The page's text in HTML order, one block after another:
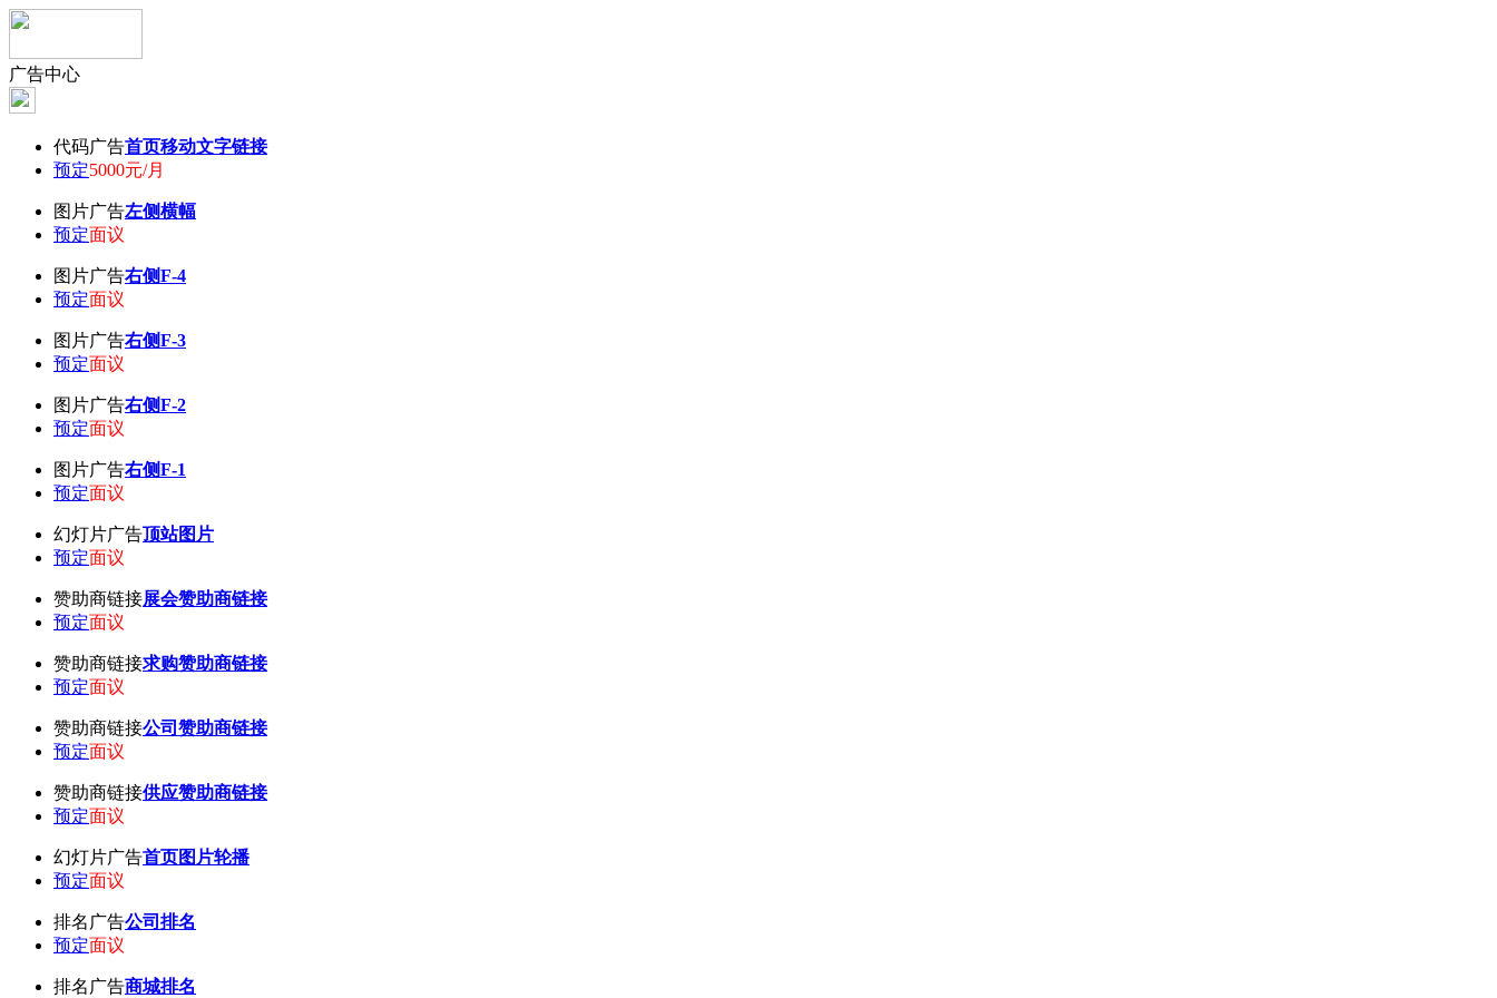
广告中心
代码广告首页移动文字链接
预定5000元/月
图片广告左侧横幅
预定面议
图片广告右侧F-4
预定面议
图片广告右侧F-3
预定面议
图片广告右侧F-2
预定面议
图片广告右侧F-1
预定面议
幻灯片广告顶站图片
预定面议
赞助商链接展会赞助商链接
预定面议
赞助商链接求购赞助商链接
预定面议
赞助商链接公司赞助商链接
预定面议
赞助商链接供应赞助商链接
预定面议
幻灯片广告首页图片轮播
预定面议
排名广告公司排名
预定面议
排名广告商城排名